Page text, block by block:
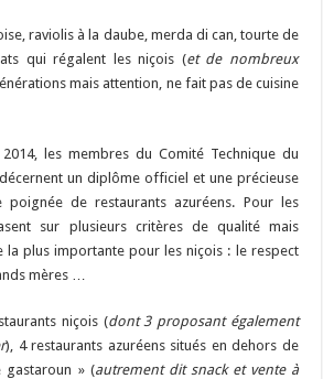
raviolis à la daube, merda di can, tourte de
qui régalent les niçois (et de nombreux
mais attention, ne fait pas de cuisine
les membres du Comité Technique du
un diplôme officiel et une précieuse
de restaurants azuréens. Pour les
sur plusieurs critères de qualité mais
la plus importante pour les niçois : le respect
mères …
niçois (dont 3 proposant également
), 4 restaurants azuréens situés en dehors de
gastaroun » (autrement dit snack et vente à